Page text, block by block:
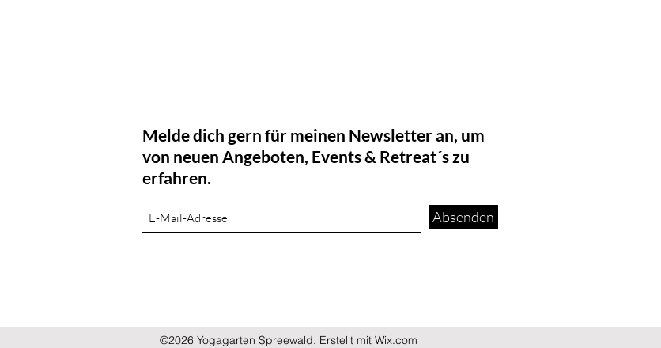
Melde dich gern für meinen Newsletter an, um
von neuen Angeboten, Events & Retreat´s zu
erfahren.
Absenden
©2026 Yogagarten Spreewald. Erstellt mit Wix.com